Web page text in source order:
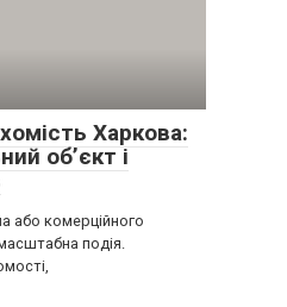
Харкова:
об’єкт і
або комерційного
подія.